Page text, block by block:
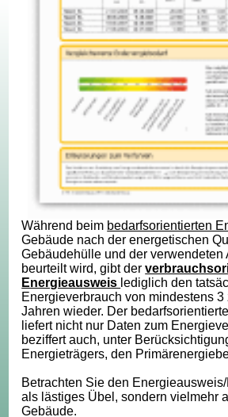
Während beim bedarfsorientierten
Gebäude nach der energetischen
Gebäudehülle und der verwendeten
beurteilt wird, gibt der
Energieausweis lediglich den
Energieverbrauch von mindestens
Jahren wieder. Der
liefert nicht nur Daten zum
beziffert auch, unter
Energieträgers, den
Betrachten Sie den
als lästiges Übel, sondern vielmehr
Gebäude.